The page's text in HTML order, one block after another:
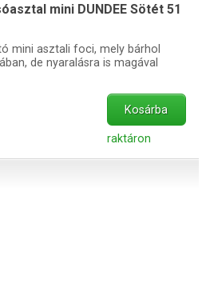
mini DUNDEE Sötét 51
mini asztali foci, mely bárhol
de nyaralásra is magával
Kosárba
raktáron